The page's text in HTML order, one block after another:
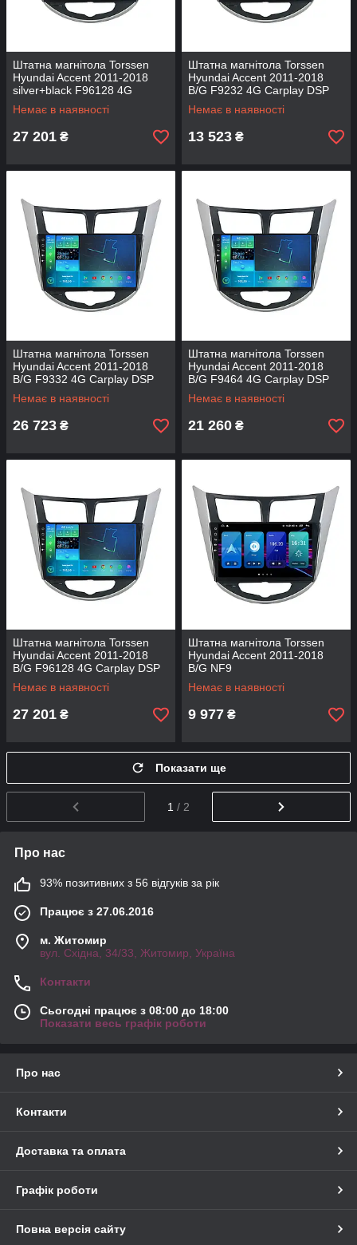
Штатна магнітола Torssen
Hyundai Accent 2011-2018
silver+black F96128 4G
Carplay DSP
Немає в наявності
27 201 ₴
Штатна магнітола Torssen
Hyundai Accent 2011-2018
B/G F9232 4G Carplay DSP
Немає в наявності
13 523 ₴
Штатна магнітола Torssen
Hyundai Accent 2011-2018
B/G F9332 4G Carplay DSP
Немає в наявності
26 723 ₴
Штатна магнітола Torssen
Hyundai Accent 2011-2018
B/G F9464 4G Carplay DSP
Немає в наявності
21 260 ₴
Штатна магнітола Torssen
Hyundai Accent 2011-2018
B/G F96128 4G Carplay DSP
Немає в наявності
27 201 ₴
Штатна магнітола Torssen
Hyundai Accent 2011-2018
B/G NF9
Немає в наявності
9 977 ₴
Показати ще
1 / 2
Про нас
93% позитивних з 56 відгуків за рік
Працює з 27.06.2016
м. Житомир
вул. Східна, 34/33, Житомир, Україна
Контакти
Сьогодні працює з 08:00 до 18:00
Показати весь графік роботи
Про нас
Контакти
Доставка та оплата
Графік роботи
Повна версія сайту